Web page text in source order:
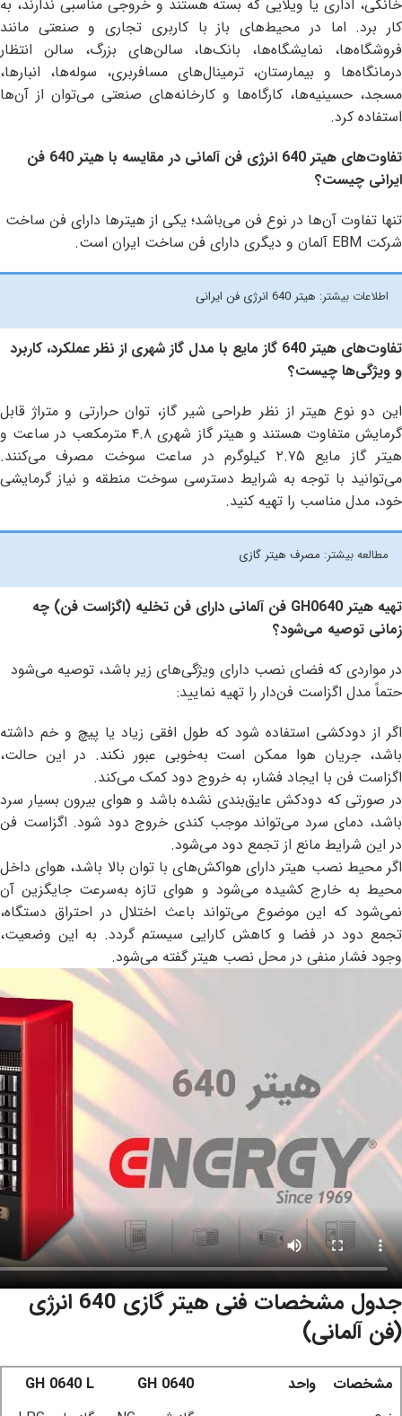
خانگی، اداری یا ویلایی که بسته هستند و خروجی مناسبی ندارند، به
کار برد. اما در محیط‌های باز با کاربری تجاری و صنعتی مانند
فروشگاه‌ها، نمایشگاه‌ها، بانک‌ها، سالن‌های بزرگ، سالن انتظار
درمانگاه‌ها و بیمارستان، ترمینال‌های مسافربری، سوله‌ها، انبارها،
مسجد، حسینیه‌ها، کارگاه‌ها و کارخانه‌های صنعتی می‌توان از آن‌ها
استفاده کرد.
تفاوت‌های هیتر 640 انرژی فن آلمانی در مقایسه با هیتر 640 فن
ایرانی چیست؟
تنها تفاوت آن‌ها در نوع فن می‌باشد؛ یکی از هیترها دارای فن ساخت
شرکت EBM آلمان و دیگری دارای فن ساخت ایران است.
اطلاعات بیشتر: هیتر 640 انرژی فن ایرانی
تفاوت‌های هیتر 640 گاز مایع با مدل گاز شهری از نظر عملکرد، کاربرد
و ویژگی‌ها چیست؟
این دو نوع هیتر از نظر طراحی شیر گاز، توان حرارتی و متراژ قابل
گرمایش متفاوت هستند و هیتر گاز شهری ۴.۸ مترمکعب در ساعت و
هیتر گاز مایع ۲.۷۵ کیلوگرم در ساعت سوخت مصرف می‌کنند.
می‌توانید با توجه به شرایط دسترسی سوخت منطقه و نیاز گرمایشی
خود، مدل مناسب را تهیه کنید.
مطالعه بیشتر: مصرف هیتر گازی
تهیه هیتر GH0640 فن آلمانی دارای فن تخلیه (اگزاست فن) چه
زمانی توصیه می‌شود؟
در مواردی که فضای نصب دارای ویژگی‌های زیر باشد، توصیه می‌شود
حتماً مدل اگزاست فن‌دار را تهیه نمایید:
اگر از دودکشی استفاده شود که طول افقی زیاد یا پیچ و خم داشته
باشد، جریان هوا ممکن است به‌خوبی عبور نکند. در این حالت،
اگزاست فن با ایجاد فشار، به خروج دود کمک می‌کند.
در صورتی که دودکش عایق‌بندی نشده باشد و هوای بیرون بسیار سرد
باشد، دمای سرد می‌تواند موجب کندی خروج دود شود. اگزاست فن
در این شرایط مانع از تجمع دود می‌شود.
اگر محیط نصب هیتر دارای هواکش‌های با توان بالا باشد، هوای داخل
محیط به خارج کشیده می‌شود و هوای تازه به‌سرعت جایگزین آن
نمی‌شود که این موضوع می‌تواند باعث اختلال در احتراق دستگاه،
تجمع دود در فضا و کاهش کارایی سیستم گردد. به این وضعیت،
وجود فشار منفی در محل نصب هیتر گفته می‌شود.
جدول مشخصات فنی هیتر گازی 640 انرژی
(فن آلمانی)
مشخصات واحد GH 0640
GH 0640 L